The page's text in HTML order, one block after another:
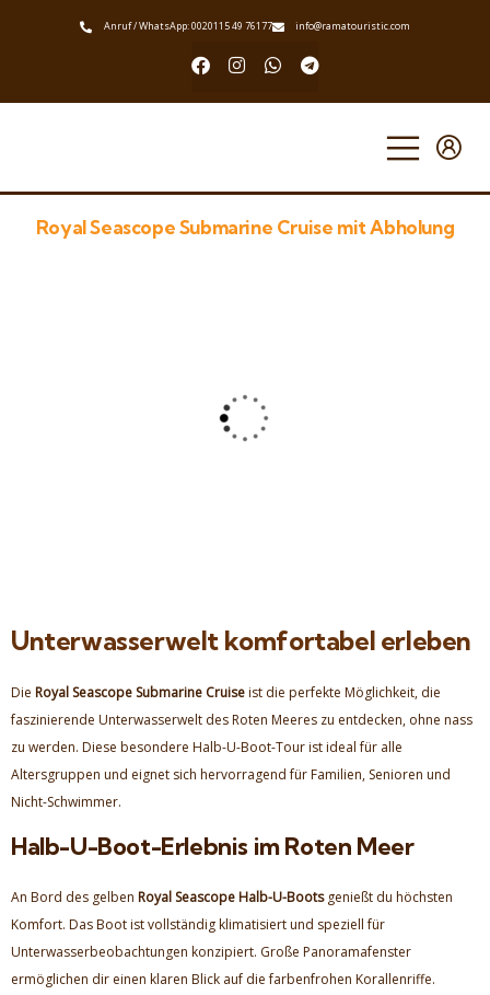
Anruf / WhatsApp: 0020115 49 76177 info@ramatouristic.com
Royal Seascope Submarine Cruise mit Abholung
Unterwasserwelt komfortabel erleben
Die Royal Seascope Submarine Cruiseist die perfekte Möglichkeit, die
faszinierende Unterwasserwelt des Roten Meeres zu entdecken, ohne nass
zu werden. Diese besondere Halb-U-Boot-Tour ist ideal für alle
Altersgruppen und eignet sich hervorragend für Familien, Senioren und
Nicht-Schwimmer.
Halb-U-Boot-Erlebnis im Roten Meer
An Bord des gelben Royal Seascope Halb-U-Bootsgenießt du höchsten
Komfort. Das Boot ist vollständig klimatisiert und speziell für
Unterwasserbeobachtungen konzipiert. Große Panoramafenster
ermöglichen dir einen klaren Blick auf die farbenfrohen Korallenriffe.